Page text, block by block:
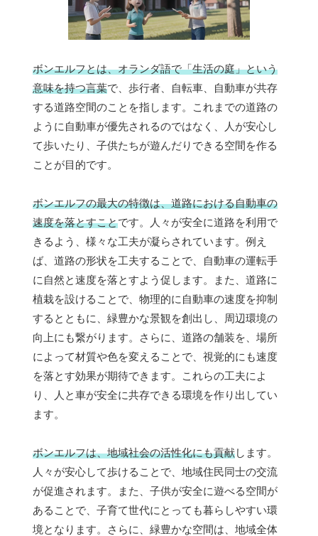
ボンエルフとは、オランダ語で「生活の庭」という
意味を持つ言葉で、歩行者、自転車、自動車が共存
する道路空間のことを指します。これまでの道路の
ように自動車が優先されるのではなく、人が安心し
て歩いたり、子供たちが遊んだりできる空間を作る
ことが目的です。
ボンエルフの最大の特徴は、道路における自動車の
速度を落とすことです。人々が安全に道路を利用で
きるよう、様々な工夫が凝らされています。例え
ば、道路の形状を工夫することで、自動車の運転手
に自然と速度を落とすよう促します。また、道路に
植栽を設けることで、物理的に自動車の速度を抑制
するとともに、緑豊かな景観を創出し、周辺環境の
向上にも繋がります。さらに、道路の舗装を、場所
によって材質や色を変えることで、視覚的にも速度
を落とす効果が期待できます。これらの工夫によ
り、人と車が安全に共存できる環境を作り出してい
ます。
ボンエルフは、地域社会の活性化にも貢献します。
人々が安心して歩けることで、地域住民同士の交流
が促進されます。また、子供が安全に遊べる空間が
あることで、子育て世代にとっても暮らしやすい環
境となります。さらに、緑豊かな空間は、地域全体